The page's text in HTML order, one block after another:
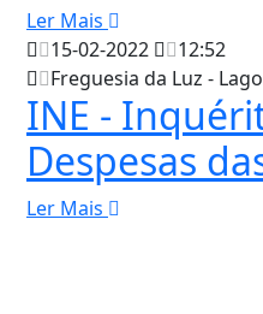
Ler Mais
15-02-2022
12:52
Freguesia da Luz -
INE -
Despesas
Ler Mais